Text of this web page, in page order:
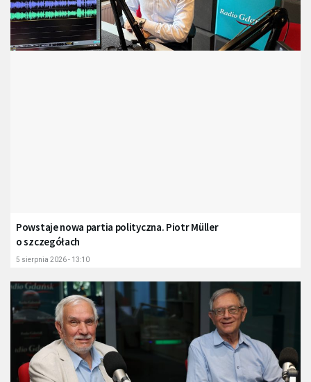
Powstaje nowa partia polityczna. Piotr Müller
o szczegółach
5 sierpnia 2026 - 13:10